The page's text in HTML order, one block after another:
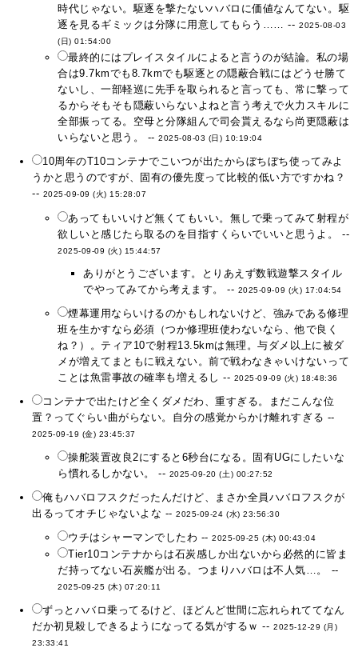
時代じゃない。駆逐を撃たないハバロに価値なんてない。駆
逐を見るギミックは分隊に用意してもらう…… -- 2025-08-03
(日) 01:54:00
最終的にはプレイスタイルによると言うのが結論。私の場
合は9.7kmでも8.7kmでも駆逐との隠蔽合戦にはどうせ勝て
ないし、一部軽巡に先手を取られると言っても、常に撃って
るからそもそも隠蔽いらないよねと言う考えで火力スキルに
全部振ってる。空母と分隊組んで司会貰えるなら尚更隠蔽は
いらないと思う。 --2025-08-03 (日) 10:19:04
10周年のT10コンテナでこいつが出たからぼちぼち使ってみよ
うかと思うのですが、固有の優先度って比較的低い方ですかね？
-- 2025-09-09 (火) 15:28:07
あってもいいけど無くてもいい。無しで乗ってみて射程が
欲しいと感じたら取るのを目指すくらいでいいと思うよ。 --
2025-09-09 (火) 15:44:57
ありがとうございます。とりあえず数戦遊撃スタイル
でやってみてから考えます。 -- 2025-09-09 (火) 17:04:54
煙幕運用ならいけるのかもしれないけど、強みである修理
班を生かすなら必須（つか修理班使わないなら、他で良く
ね？）。ティア10で射程13.5kmは無理。与ダメ以上に被ダ
メが増えてまともに戦えない。前で戦わなきゃいけないって
ことは魚雷事故の確率も増えるし -- 2025-09-09 (火) 18:48:36
コンテナで出たけど全くダメだわ、重すぎる。まだこんな位
置？ってぐらい曲がらない。自分の感覚からかけ離れすぎる --
2025-09-19 (金) 23:45:37
操舵装置改良2にすると6秒台になる。固有UGにしたいな
ら慣れるしかない。 -- 2025-09-20 (土) 00:27:52
俺もハバロフスクだったんだけど、まさか全員ハバロフスクが
出るってオチじゃないよな --2025-09-24 (水) 23:56:30
ウチはシャーマンでしたわ --2025-09-25 (木) 00:43:04
Tier10コンテナからは石炭感しか出ないから必然的に皆ま
だ持ってない石炭艦が出る。つまりハバロは不人気…。 --
2025-09-25 (木) 07:20:11
ずっとハバロ乗ってるけど、ほどんど世間に忘れられててなん
だか初見殺しできるようになってる気がするｗ -- 2025-12-29 (月)
23:33:41